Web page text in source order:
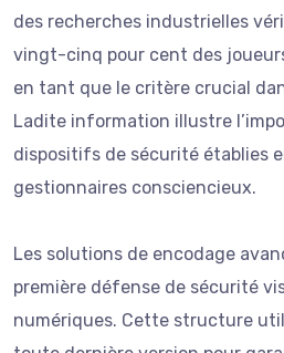
des recherches industrielles
vingt-cinq pour cent des
en tant que le critère crucial
Ladite information illustre
dispositifs de sécurité établies
gestionnaires consciencieux.
Les solutions de encodage
première défense de sécurité
numériques. Cette structure